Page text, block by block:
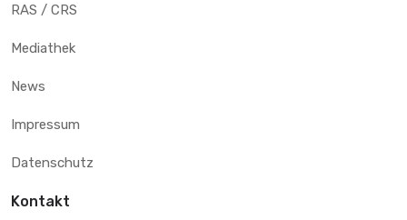
RAS / CRS
Mediathek
News
Impressum
Datenschutz
Kontakt